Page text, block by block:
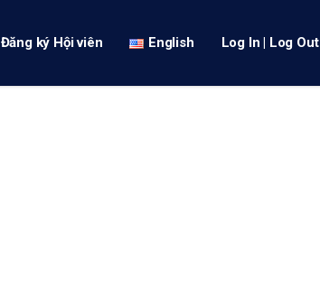
Đăng ký Hội viên English Log In | Log Out